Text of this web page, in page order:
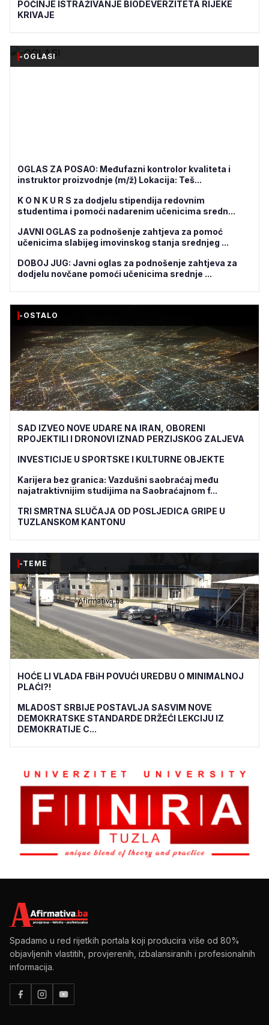
POČINJE ISTRAŽIVANJE BIODEVERZITETA RIJEKE
KRIVAJE
-OGLASI
OGLAS ZA POSAO: Međufazni kontrolor kvaliteta i
instruktor proizvodnje (m/ž) Lokacija: Teš...
K O N K U R S za dodjelu stipendija redovnim
studentima i pomoći nadarenim učenicima sredn...
JAVNI OGLAS za podnošenje zahtjeva za pomoć
učenicima slabijeg imovinskog stanja srednjeg ...
DOBOJ JUG: Javni oglas za podnošenje zahtjeva za
dodjelu novčane pomoći učenicima srednje ...
-OSTALO
SAD IZVEO NOVE UDARE NA IRAN, OBORENI
RPOJEKTILI I DRONOVI IZNAD PERZIJSKOG ZALJEVA
INVESTICIJE U SPORTSKE I KULTURNE OBJEKTE
Karijera bez granica: Vazdušni saobraćaj među
najatraktivnijim studijima na Saobraćajnom f...
TRI SMRTNA SLUČAJA OD POSLJEDICA GRIPE U
TUZLANSKOM KANTONU
-TEME
HOĆE LI VLADA FBiH POVUĆI UREDBU O MINIMALNOJ
PLAĆI?!
MLADOST SRBIJE POSTAVLJA SASVIM NOVE
DEMOKRATSKE STANDARDE DRŽEĆI LEKCIJU IZ
DEMOKRATIJE C...
Spadamo u red rijetkih portala koji producira više od 80%
objavljenih vlastitih, provjerenih, izbalansiranih i profesionalnih
informacija.